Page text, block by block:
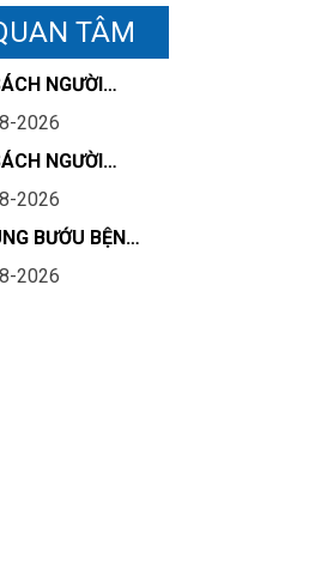
TÂM
NGƯỜI
THỰC
CƠ SỞ TÍNH
07/2026
2026
NGƯỜI
KHÁM
THÁNG
2026
BƯỚU BỆNH
TTH
2026